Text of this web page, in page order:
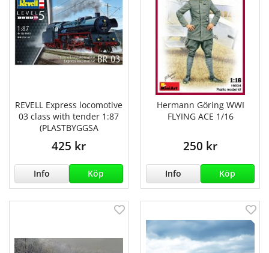
REVELL Express locomotive
03 class with tender 1:87
(PLASTBYGGSA
425 kr
Info Köp
Hermann Göring WWI
FLYING ACE 1/16
250 kr
Info Köp